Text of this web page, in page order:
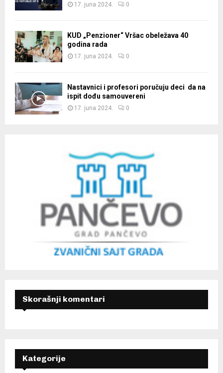
17. juna 2024. 0
KUD „Penzioner“ Vršac obeležava 40
godina rada
17. juna 2024. 0
Nastavnici i profesori poručuju deci da na
ispit dođu samouvereni
17. juna 2024. 0
Skorašnji komentari
Kategorije